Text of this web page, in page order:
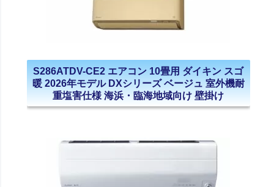
S286ATDV-CE2 エアコン 10畳用 ダイキン スゴ
暖 2026年モデル DXシリーズ ベージュ 室外機耐
重塩害仕様 海浜・臨海地域向け 壁掛け